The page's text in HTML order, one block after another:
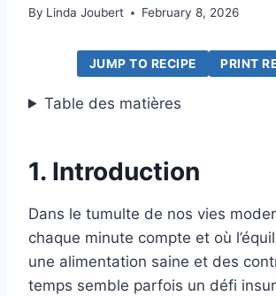
By Linda Joubert February 8, 2026
JUMP TO RECIPE PRINT
Table des matières
1. Introduction
Dans le tumulte de nos vies
chaque minute compte et où
une alimentation saine et des
temps semble parfois un défi